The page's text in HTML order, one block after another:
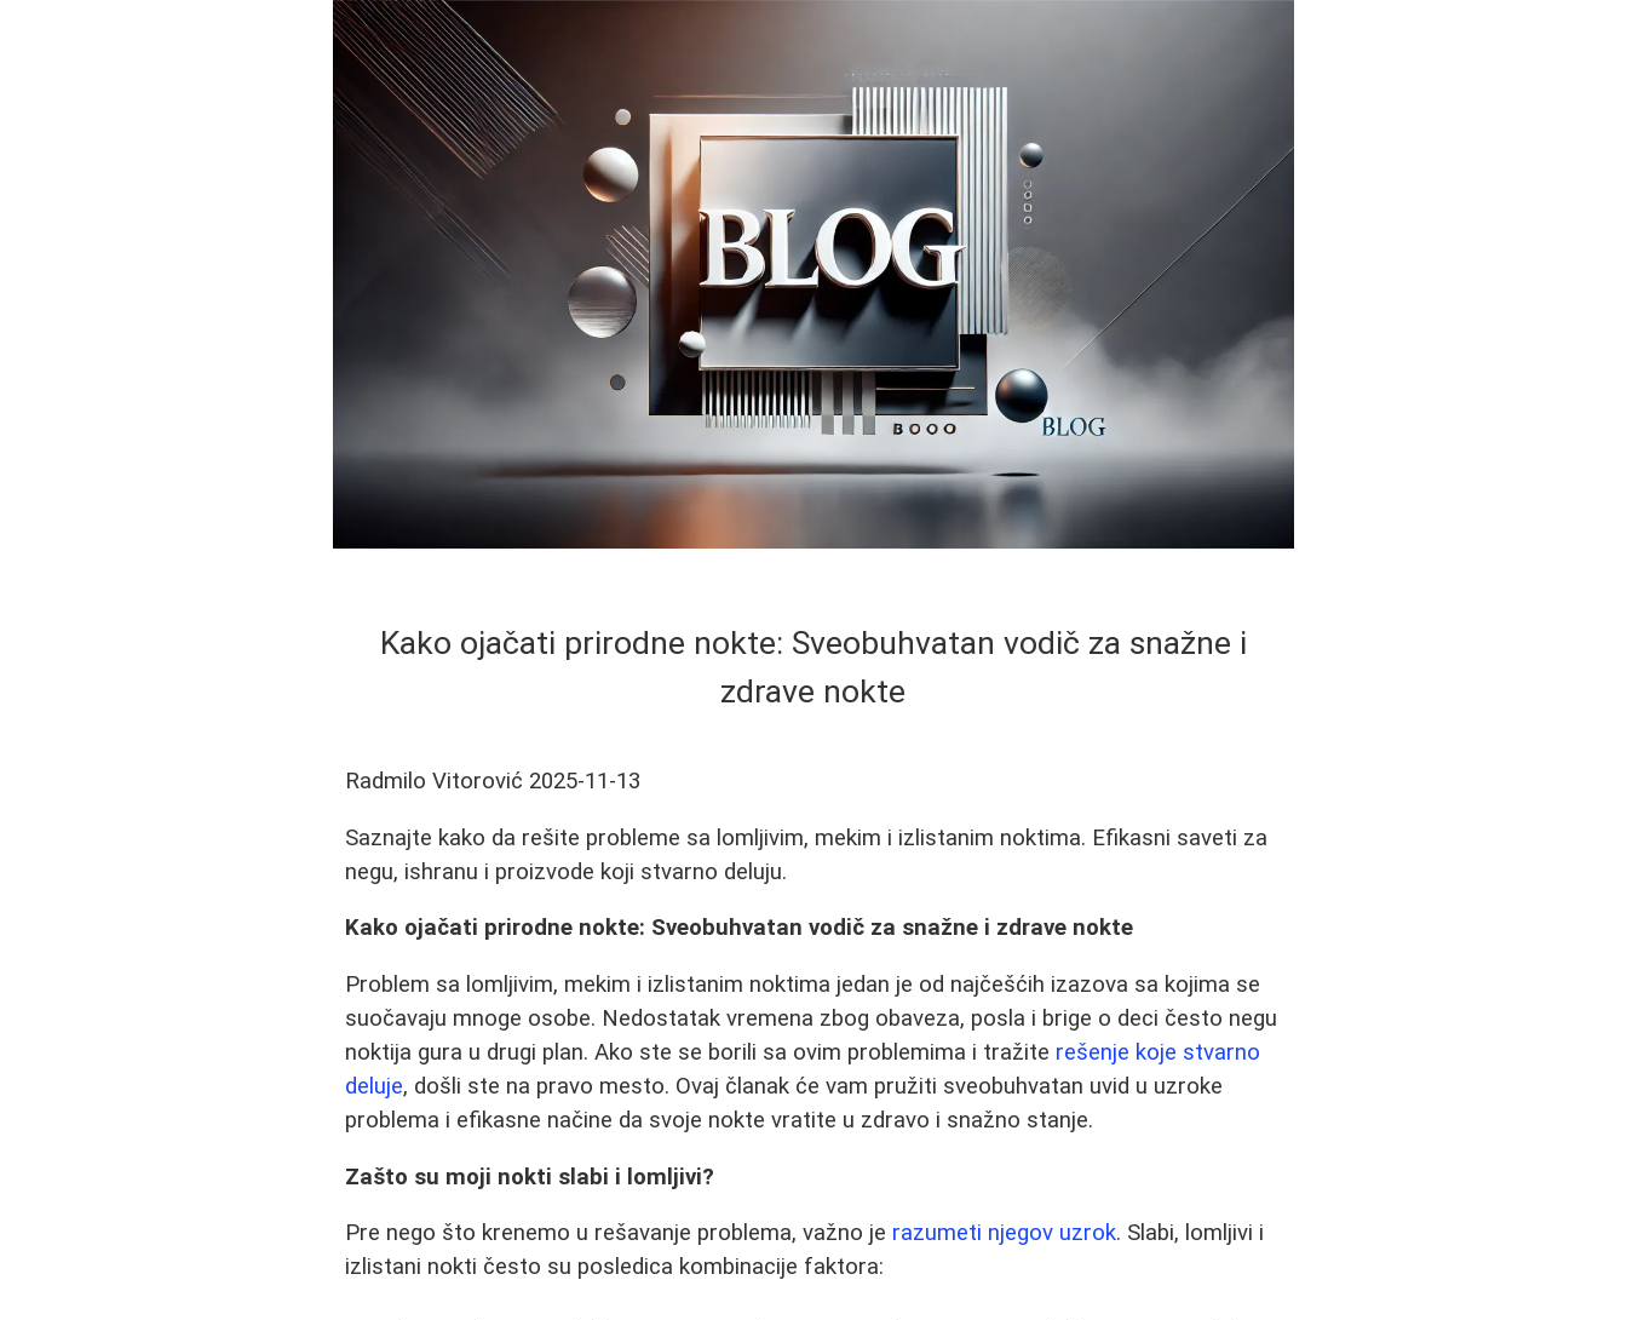
Kako ojačati prirodne nokte: Sveobuhvatan vodič za snažne i
zdrave nokte
Radmilo Vitorović 2025-11-13
Saznajte kako da rešite probleme sa lomljivim, mekim i izlistanim noktima. Efikasni saveti za
negu, ishranu i proizvode koji stvarno deluju.
Kako ojačati prirodne nokte: Sveobuhvatan vodič za snažne i zdrave nokte
Problem sa lomljivim, mekim i izlistanim noktima jedan je od najčešćih izazova sa kojima se
suočavaju mnoge osobe. Nedostatak vremena zbog obaveza, posla i brige o deci često negu
noktija gura u drugi plan. Ako ste se borili sa ovim problemima i tražite rešenje koje stvarno
deluje, došli ste na pravo mesto. Ovaj članak će vam pružiti sveobuhvatan uvid u uzroke
problema i efikasne načine da svoje nokte vratite u zdravo i snažno stanje.
Zašto su moji nokti slabi i lomljivi?
Pre nego što krenemo u rešavanje problema, važno je razumeti njegov uzrok. Slabi, lomljivi i
izlistani nokti često su posledica kombinacije faktora: